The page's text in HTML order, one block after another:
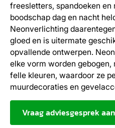
freesletters, spandoeken
boodschap dag en nacht
Neonverlichting
gloed en is uitermate
opvallende ontwerpen.
elke vorm worden gebogen,
felle kleuren, waardoor ze
muurdecoraties en
Vraag adviesgesprek aan